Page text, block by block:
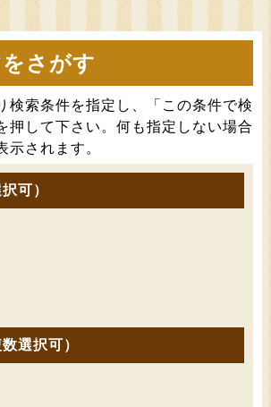
さがす
検索条件を指定し、「この条件で検
押して下さい。何も指定しない場合
示されます。
可）
選択可）